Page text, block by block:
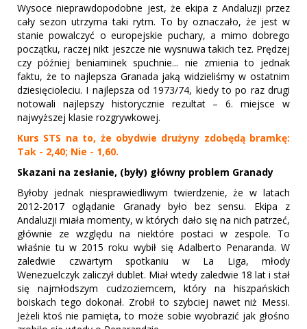
Wysoce nieprawdopodobne jest, że ekipa z Andaluzji przez
cały sezon utrzyma taki rytm. To by oznaczało, że jest w
stanie powalczyć o europejskie puchary, a mimo dobrego
początku, raczej nikt jeszcze nie wysnuwa takich tez. Prędzej
czy później beniaminek spuchnie... nie zmienia to jednak
faktu, że to najlepsza Granada jaką widzieliśmy w ostatnim
dziesięcioleciu. I najlepsza od 1973/74, kiedy to po raz drugi
notowali najlepszy historycznie rezultat – 6. miejsce w
najwyższej klasie rozgrywkowej.
Kurs STS na to, że obydwie drużyny zdobędą bramkę:
Tak - 2,40; Nie - 1,60.
Skazani na zesłanie, (były) główny problem Granady
Byłoby jednak niesprawiedliwym twierdzenie, że w latach
2012-2017 oglądanie Granady było bez sensu. Ekipa z
Andaluzji miała momenty, w których dało się na nich patrzeć,
głównie ze względu na niektóre postaci w zespole. To
właśnie tu w 2015 roku wybił się Adalberto Penaranda. W
zaledwie czwartym spotkaniu w La Liga, młody
Wenezuelczyk zaliczył dublet. Miał wtedy zaledwie 18 lat i stał
się najmłodszym cudzoziemcem, który na hiszpańskich
boiskach tego dokonał. Zrobił to szybciej nawet niż Messi.
Jeżeli ktoś nie pamięta, to może sobie wyobrazić jak głośno